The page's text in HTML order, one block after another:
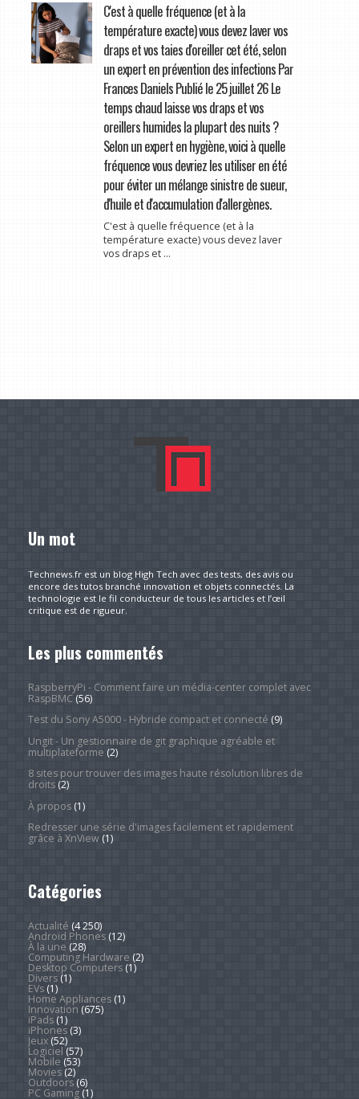
C'est à quelle fréquence (et à la
température exacte) vous devez laver vos
draps et vos taies d'oreiller cet été, selon
un expert en prévention des infections Par
Frances Daniels Publié le 25 juillet 26 Le
temps chaud laisse vos draps et vos
oreillers humides la plupart des nuits ?
Selon un expert en hygiène, voici à quelle
fréquence vous devriez les utiliser en été
pour éviter un mélange sinistre de sueur,
d'huile et d'accumulation d'allergènes.
C'est à quelle fréquence (et à la
température exacte) vous devez laver
vos draps et ...
Un mot
Technews.fr est un blog High Tech avec des tests, des avis ou
encore des tutos branché innovation et objets connectés. La
technologie est le fil conducteur de tous les articles et l’œil
critique est de rigueur.
Les plus commentés
RaspberryPi - Comment faire un média-center complet avec
RaspBMC(56)
Test du Sony A5000 - Hybride compact et connecté (9)
Ungit - Un gestionnaire de git graphique agréable et
multiplateforme (2)
8 sites pour trouver des images haute résolution libres de
droits(2)
À propos(1)
Redresser une série d'images facilement et rapidement
grâce à XnView(1)
Catégories
Actualité (4 250)
Android Phones(12)
À la une (28)
Computing Hardware (2)
Desktop Computers(1)
Divers(1)
EVs(1)
Home Appliances(1)
Innovation (675)
iPads(1)
iPhones(3)
Jeux(52)
Logiciel (57)
Mobile (53)
Movies(2)
Outdoors(6)
PC Gaming(1)